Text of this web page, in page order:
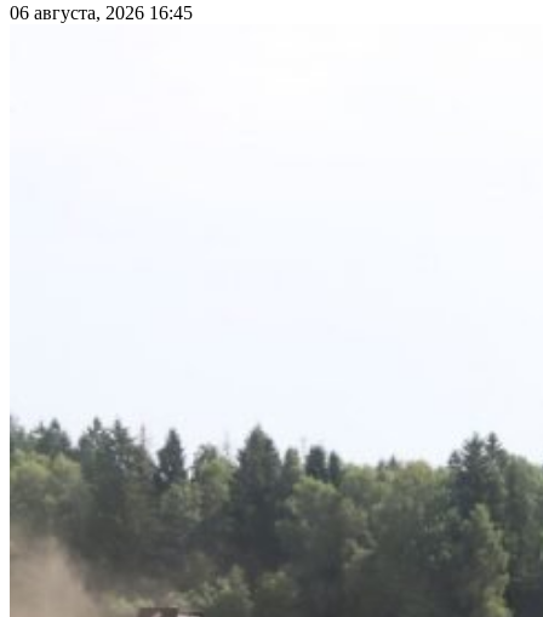
06 августа, 2026 16:45